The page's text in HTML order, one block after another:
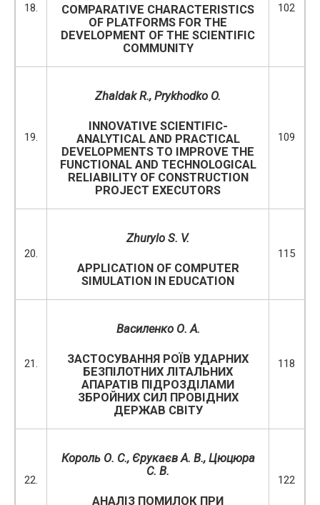
18.
COMPARATIVE CHARACTERISTICS
OF PLATFORMS FOR THE
DEVELOPMENT OF THE SCIENTIFIC
COMMUNITY
102
19.
Zhaldak R., Prуkhodko O.
INNOVATIVE SCIENTIFIC-
ANALYTICAL AND PRACTICAL
DEVELOPMENTS TO IMPROVE THE
FUNCTIONAL AND TECHNOLOGICAL
RELIABILITY OF CONSTRUCTION
PROJECT EXECUTORS
109
20.
Zhurylo S. V.
APPLICATION OF COMPUTER
SIMULATION IN EDUCATION
115
21.
Василенко О. А.
ЗАСТОСУВАННЯ РОЇВ УДАРНИХ
БЕЗПІЛОТНИХ ЛІТАЛЬНИХ
АПАРАТІВ ПІДРОЗДІЛАМИ
ЗБРОЙНИХ СИЛ ПРОВІДНИХ
ДЕРЖАВ СВІТУ
118
22.
Король О. С., Єрукаєв А. В., Цюцюра
С. В.
АНАЛІЗ ПОМИЛОК ПРИ
122